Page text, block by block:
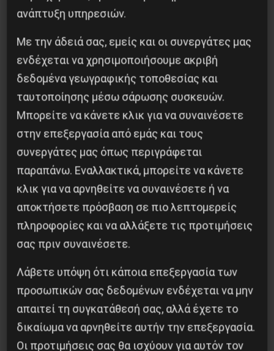
Η Eπανάσταση της 19 Ιουλίου 1936 στην
Iσπανία
5 Αυγούστου 2026
ανάπτυξη υπηρεσιών.
Με την άδειά σας, εμείς και οι συνεργάτες μας
ενδέχεται να χρησιμοποιήσουμε ακριβή
δεδομένα γεωγραφικής τοποθεσίας και
ταυτοποίησης μέσω σάρωσης συσκευών.
Μπορείτε να κάνετε κλικ για να συναινέσετε
στην επεξεργασία από εμάς και τους
συνεργάτες μας όπως περιγράφεται
παραπάνω. Εναλλακτικά, μπορείτε να κάνετε
κλικ για να αρνηθείτε να συναινέσετε ή να
αποκτήσετε πρόσβαση σε πιο λεπτομερείς
πληροφορίες και να αλλάξετε τις προτιμήσεις
σας πριν συναινέσετε.
Λάβετε υπόψη ότι κάποια επεξεργασία των
προσωπικών σας δεδομένων ενδέχεται να μην
απαιτεί τη συγκατάθεσή σας, αλλά έχετε το
δικαίωμα να αρνηθείτε αυτήν την επεξεργασία.
Οι προτιμήσεις σας θα ισχύουν για αυτόν τον